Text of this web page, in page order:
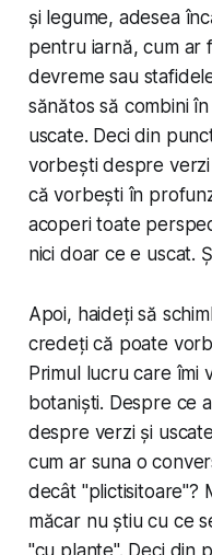
și legume, adesea
pentru iarnă, cum ar
devreme sau
sănătos să combini
uscate. Deci din
vorbești despre
că vorbești în
acoperi toate
nici doar ce e uscat.
Apoi, haideți să
credeți că poate
Primul lucru care îmi
botaniști. Despre ce
despre verzi și
cum ar suna o
decât "plictisitoare"?
măcar nu știu cu ce
"cu plante". Deci din